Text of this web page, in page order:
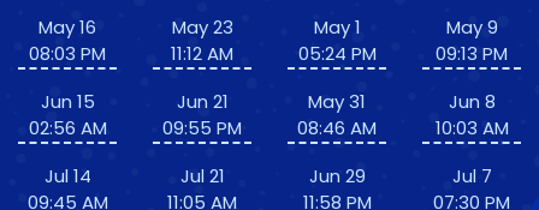
May 16
08:03 PM
Jun 15
02:56 AM
Jul 14
09:45 AM
May 23
11:12 AM
Jun 21
09:55 PM
Jul 21
11:05 AM
May 1
05:24 PM
May 31
08:46 AM
Jun 29
11:58 PM
May 9
09:13 PM
Jun 8
10:03 AM
Jul 7
07:30 PM